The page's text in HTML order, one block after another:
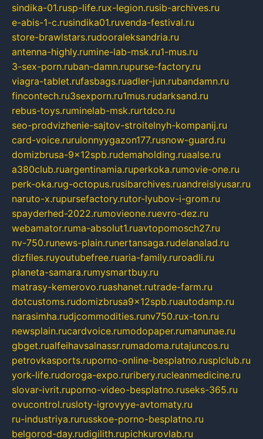
sindika-01.rusp-life.rux-legion.rusib-archives.ru
e-abis-1-c.rusindika01.ruvenda-festival.ru
store-brawlstars.rudooraleksandria.ru
antenna-highly.rumine-lab-msk.ru1-mus.ru
3-sex-porn.ruban-damn.rupurse-factory.ru
viagra-tablet.rufasbags.ruadler-jun.rubandamn.ru
fincontech.ru3sexporn.ru1mus.rudarksand.ru
rebus-toys.ruminelab-msk.rurtdco.ru
seo-prodvizhenie-sajtov-stroitelnyh-kompanij.ru
card-voice.rurulonnyygazon177.rusnow-guard.ru
domizbrusa-9x12spb.rudemaholding.ruaalse.ru
a380club.ruargentinamia.ruperkoka.rumovie-one.ru
perk-oka.rug-octopus.rusibarchives.ruandreislyusar.ru
naruto-x.rupursefactory.rutor-lyubov-i-grom.ru
spayderhed-2022.rumovieone.ruevro-dez.ru
webamator.ruma-absolut1.ruavtopomosch27.ru
nv-750.runews-plain.runertansaga.rudelanalad.ru
dizfiles.ruyoutubefree.ruaria-family.ruroadli.ru
planeta-samara.rumysmartbuy.ru
matrasy-kemerovo.ruashanet.rutrade-farm.ru
dotcustoms.rudomizbrusa9x12spb.ruautodamp.ru
narasimha.rudjcommodities.runv750.rux-ton.ru
newsplain.rucardvoice.rumodopaper.rumanunae.ru
gbget.rualfeihavsalnassr.rumadoma.rutajuncos.ru
petrovkasports.ruporno-online-besplatno.rusplclub.ru
york-life.rudoroga-expo.ruribery.rucleanmedicine.ru
slovar-ivrit.ruporno-video-besplatno.ruseks-365.ru
ovucontrol.rusloty-igrovyye-avtomaty.ru
ru-industriya.rurusskoe-porno-besplatno.ru
belgorod-day.rudigilith.rupichkurovlab.ru